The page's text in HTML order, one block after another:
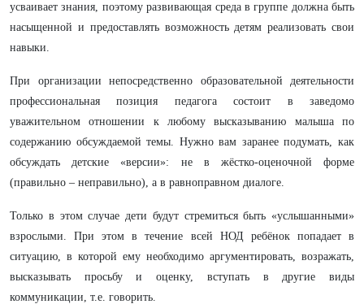
усваивает знания, поэтому развивающая среда в группе должна быть
насыщенной и предоставлять возможность детям реализовать свои
навыки.
При организации непосредственно образовательной деятельности
профессиональная позиция педагога состоит в заведомо
уважительном отношении к любому высказыванию малыша по
содержанию обсуждаемой темы. Нужно вам заранее подумать, как
обсуждать детские «версии»: не в жёстко-оценочной форме
(правильно – неправильно), а в равноправном диалоге.
Только в этом случае дети будут стремиться быть «услышанными»
взрослыми. При этом в течение всей НОД ребёнок попадает в
ситуацию, в которой ему необходимо аргументировать, возражать,
высказывать просьбу и оценку, вступать в другие виды
коммуникации, т.е. говорить.